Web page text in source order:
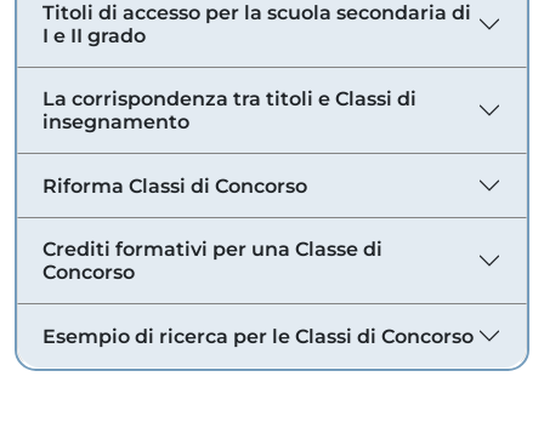
Titoli di accesso per la scuola secondaria di
I e II grado
La corrispondenza tra titoli e Classi di
insegnamento
Riforma Classi di Concorso
Crediti formativi per una Classe di
Concorso
Esempio di ricerca per le Classi di Concorso